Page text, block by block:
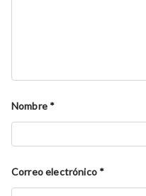
Nombre *
Correo electrónico *